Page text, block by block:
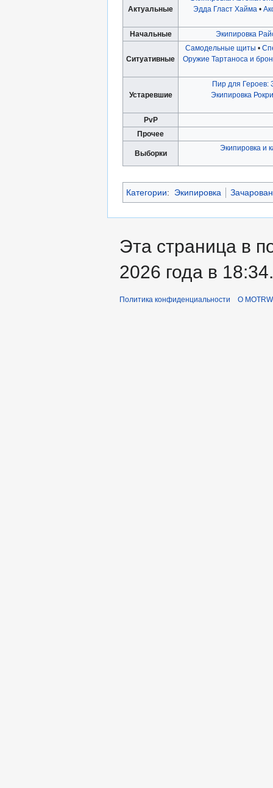
Актуальные
Эдда Гласт Хайма •
Начальные Экипировка
Ситуативные
Самодельные щиты •
Оружие Тартаноса и
Устаревшие
Пир для Героев:
Экипировка
PvP
Прочее
Выборки
Экипировка и
Категории: Экипировка
Эта страница в
2026 года в 18:34.
Политика конфиденциальности О